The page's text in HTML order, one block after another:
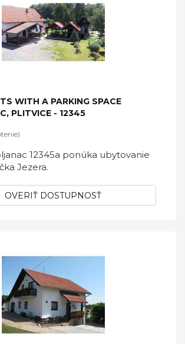
WITH A PARKING SPACE
PLITVICE - 12345
12345a ponúka ubytovanie
Jezera.
OVERIŤ DOSTUPNOSŤ